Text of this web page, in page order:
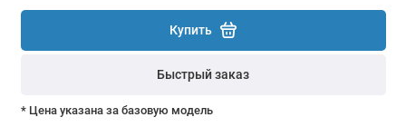
Купить
Быстрый заказ
* Цена указана за базовую модель